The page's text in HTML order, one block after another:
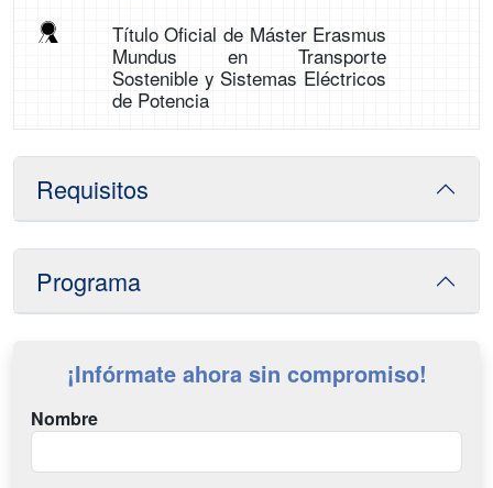
Título Oficial de Máster Erasmus
Mundus en Transporte
Sostenible y Sistemas Eléctricos
de Potencia
Requisitos
Programa
¡Infórmate ahora sin compromiso!
Nombre